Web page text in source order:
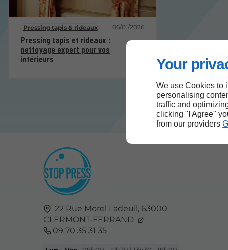
Your
We use Cookies to
personalising
traffic and
clicking "I Agree"
from our providers
Pressing tapis & rideaux 06/01/2026
Pressing tapis et rideaux :
nettoyage expert pour vos
intérieurs
22 Rue Morel Ladeuil, 63000
CLERMONT-FERRAND
09 70 35 31 35